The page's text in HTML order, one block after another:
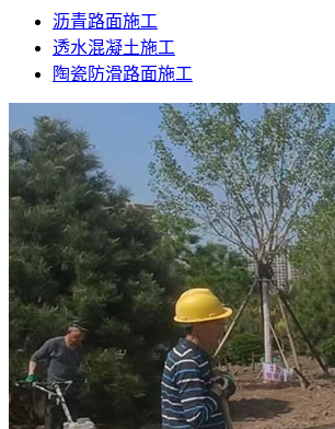
沥青路面施工
透水混凝土施工
陶瓷防滑路面施工